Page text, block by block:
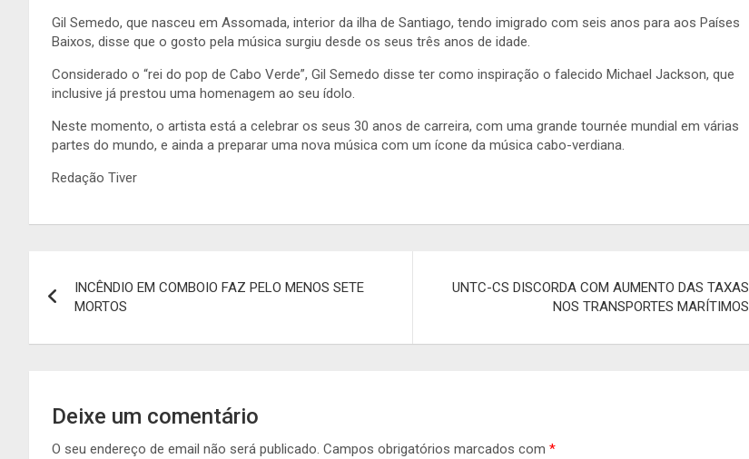
Gil Semedo, que nasceu em Assomada, interior da ilha de Santiago, tendo imigrado com seis anos para aos Países
Baixos, disse que o gosto pela música surgiu desde os seus três anos de idade.
Considerado o “rei do pop de Cabo Verde”, Gil Semedo disse ter como inspiração o falecido Michael Jackson, que
inclusive já prestou uma homenagem ao seu ídolo.
Neste momento, o artista está a celebrar os seus 30 anos de carreira, com uma grande tournée mundial em várias
partes do mundo, e ainda a preparar uma nova música com um ícone da música cabo-verdiana.
Redação Tiver
de
artigos
INCÊNDIO EM COMBOIO FAZ PELO MENOS SETE
MORTOS
UNTC-CS DISCORDA COM AUMENTO DAS TAXAS
NOS TRANSPORTES MARÍTIMOS
Deixe um comentário
O seu endereço de email não será publicado. Campos obrigatórios marcados com *